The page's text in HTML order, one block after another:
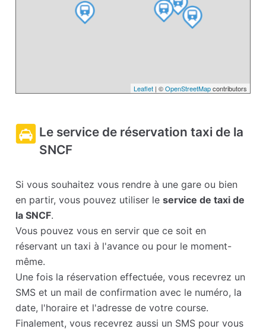
Leaflet| ©OpenStreetMapcontributors
Le service de réservation taxi de la
SNCF
Si vous souhaitez vous rendre à une gare ou bien
en partir, vous pouvez utiliser leservice de taxi de
la SNCF.
Vous pouvez vous en servir que ce soit en
réservant un taxi à l'avance ou pour le moment-
même.
Une fois la réservation effectuée, vous recevrez un
SMS et un mail de confirmation avec le numéro, la
date, l'horaire et l'adresse de votre course.
Finalement, vous recevrez aussi un SMS pour vous